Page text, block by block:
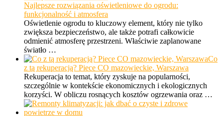
Najlepsze rozwiązania oświetleniowe do ogrodu:
funkcjonalność i atmosfera
Oświetlenie ogrodu to kluczowy element, który nie tylko
zwiększa bezpieczeństwo, ale także potrafi całkowicie
odmienić atmosferę przestrzeni. Właściwie zaplanowane
światło …
Co
z tą rekuperacją? Piece CO mazowieckie, Warszawa
Rekuperacja to temat, który zyskuje na popularności,
szczególnie w kontekście ekonomicznych i ekologicznych
korzyści. W obliczu rosnących kosztów ogrzewania oraz …